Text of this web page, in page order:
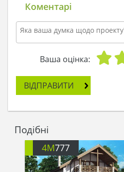
Коментарі
Ваша оцінка:
ВІДПРАВИТИ
Подібні
4M777